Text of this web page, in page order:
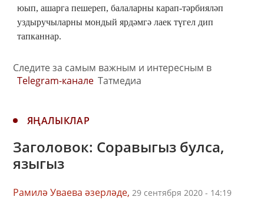
юып, ашарга пешереп, балаларны карап-тәрбияләп
уздыручыларны мондый ярдәмгә лаек түгел дип
тапканнар.
Следите за самым важным и интересным в
Telegram-канале Татмедиа
ЯҢАЛЫКЛАР
Заголовок: Соравыгыз булса,
языгыз
Рамилә Уваева әзерләде, 29 сентября 2020 - 14:19